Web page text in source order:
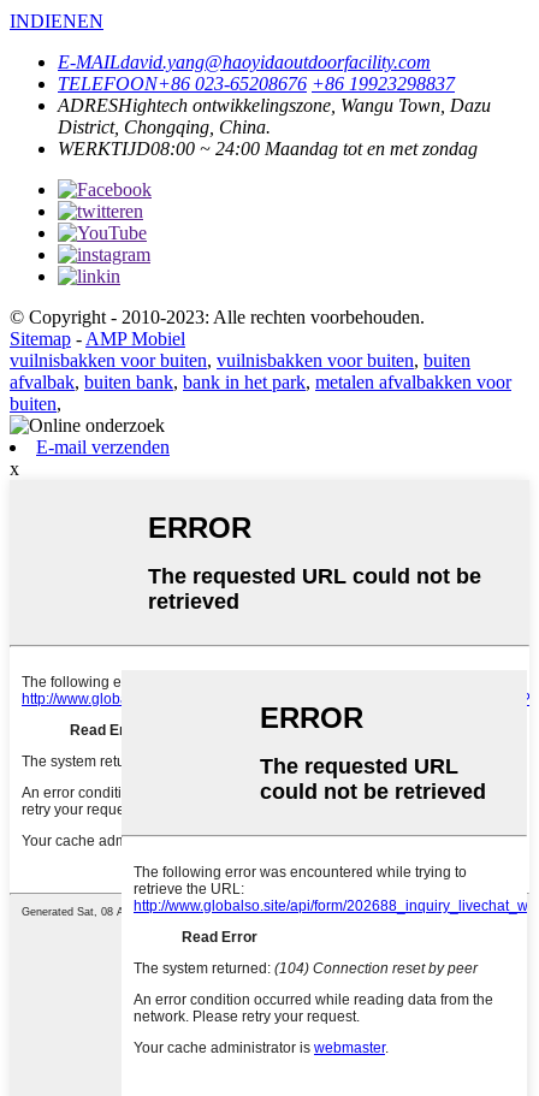
INDIENEN
E-MAILdavid.yang@haoyidaoutdoorfacility.com
TELEFOON+86 023-65208676 +86 19923298837
ADRESHightech ontwikkelingszone, Wangu Town, Dazu
District, Chongqing, China.
WERKTIJD08:00 ~ 24:00 Maandag tot en met zondag
© Copyright - 2010-2023: Alle rechten voorbehouden.
Sitemap - AMP Mobiel
vuilnisbakken voor buiten, vuilnisbakken voor buiten, buiten
afvalbak, buiten bank, bank in het park, metalen afvalbakken voor
buiten,
E-mail verzenden
x